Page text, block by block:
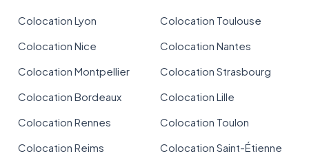
Colocation Lyon
Colocation Toulouse
Colocation Nice
Colocation Nantes
Colocation Montpellier
Colocation Strasbourg
Colocation Bordeaux
Colocation Lille
Colocation Rennes
Colocation Toulon
Colocation Reims
Colocation Saint-Étienne